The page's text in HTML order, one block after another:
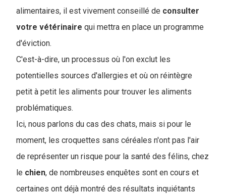
alimentaires, il est vivement conseillé de consulter
votre vétérinaire qui mettra en place un programme
d'éviction.
C'est-à-dire, un processus où l'on exclut les
potentielles sources d'allergies et où on réintègre
petit à petit les aliments pour trouver les aliments
problématiques.
Ici, nous parlons du cas des chats, mais si pour le
moment, les croquettes sans céréales n'ont pas l'air
de représenter un risque pour la santé des félins, chez
le chien, de nombreuses enquêtes sont en cours et
certaines ont déjà montré des résultats inquiétants